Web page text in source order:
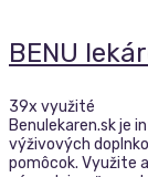
BENU
39x využité
Benulekaren.sk je
výživových
pomôcok. Využite